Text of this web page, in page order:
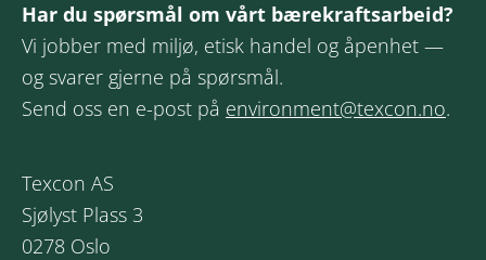
Har du spørsmål om vårt bærekraftsarbeid?
Vi jobber med miljø, etisk handel og åpenhet —
og svarer gjerne på spørsmål.
Send oss en e-post på environment@texcon.no.
Texcon AS
Sjølyst Plass 3
0278 Oslo